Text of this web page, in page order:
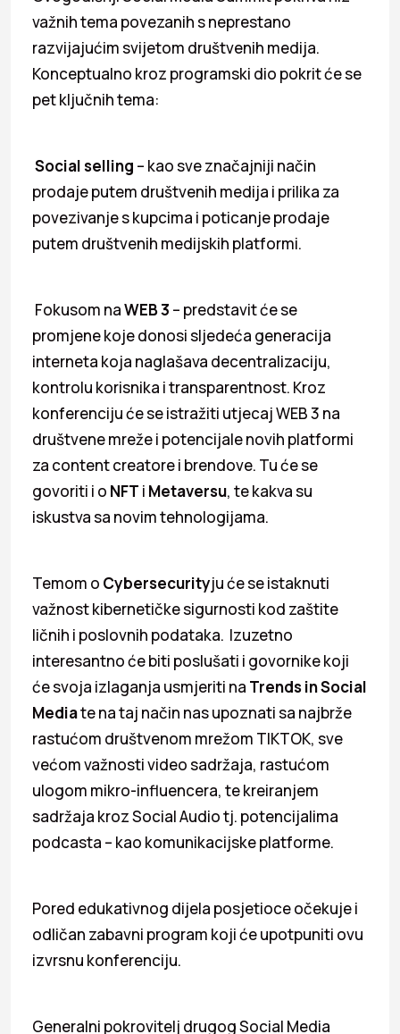
važnih tema povezanih s neprestano
razvijajućim svijetom društvenih medija.
Konceptualno kroz programski dio pokrit će se
pet ključnih tema:
Social selling – kao sve značajniji način
prodaje putem društvenih medija i prilika za
povezivanje s kupcima i poticanje prodaje
putem društvenih medijskih platformi.
Fokusom naWEB 3 – predstavit će se
promjene koje donosi sljedeća generacija
interneta koja naglašava decentralizaciju,
kontrolu korisnika i transparentnost. Kroz
konferenciju će se istražiti utjecaj WEB 3 na
društvene mreže i potencijale novih platformi
za content creatore i brendove. Tu će se
govoriti i o NFT i Metaversu, te kakva su
iskustva sa novim tehnologijama.
Temom o Cybersecurityju će se istaknuti
važnost kibernetičke sigurnosti kod zaštite
ličnih i poslovnih podataka. Izuzetno
interesantno će biti poslušati i govornike koji
će svoja izlaganja usmjeriti na Trends in Social
Mediate na taj način nas upoznati sa najbrže
rastućom društvenom mrežom TIKTOK, sve
većom važnosti video sadržaja, rastućom
ulogom mikro-influencera, te kreiranjem
sadržaja kroz Social Audio tj. potencijalima
podcasta – kao komunikacijske platforme.
Pored edukativnog dijela posjetioce očekuje i
odličan zabavni program koji će upotpuniti ovu
izvrsnu konferenciju.
Generalni pokrovitelj drugog Social Media